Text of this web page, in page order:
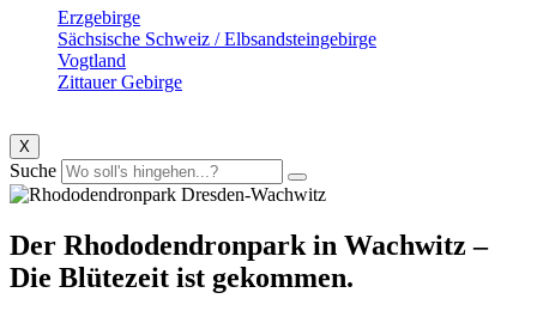
Erzgebirge
Sächsische Schweiz / Elbsandsteingebirge
Vogtland
Zittauer Gebirge
X
Suche
Der Rhododendronpark in Wachwitz –
Die Blütezeit ist gekommen.